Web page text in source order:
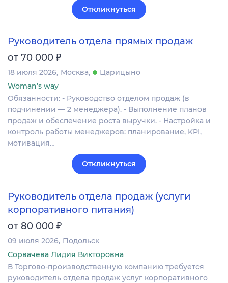
Откликнуться
Руководитель отдела прямых продаж
от 70 000 ₽
18 июля 2026 Москва
Царицыно
Woman’s way
Обязанности: - Руководство отделом продаж (в
подчинении — 2 менеджера). - Выполнение планов
продаж и обеспечение роста выручки. - Настройка и
контроль работы менеджеров: планирование, KPI,
мотивация…
Откликнуться
Руководитель отдела продаж (услуги
корпоративного питания)
от 80 000 ₽
09 июля 2026 Подольск
Сорвачева Лидия Викторовна
В Торгово-производственную компанию требуется
руководитель отдела продаж услуг корпоративного